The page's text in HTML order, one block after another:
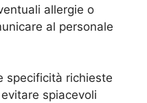
allergie o
al personale
specificità richieste
spiacevoli